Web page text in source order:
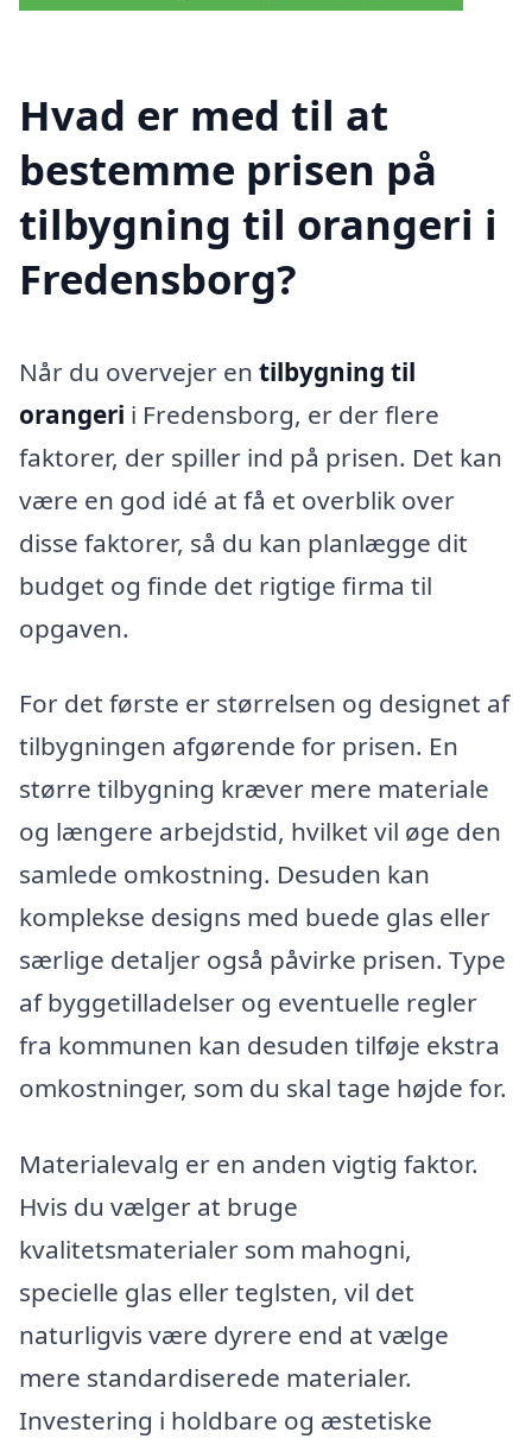
Hvad er med til at
bestemme prisen på
tilbygning til orangeri i
Fredensborg?
Når du overvejer en tilbygning til
orangeri i Fredensborg, er der flere
faktorer, der spiller ind på prisen. Det kan
være en god idé at få et overblik over
disse faktorer, så du kan planlægge dit
budget og finde det rigtige firma til
opgaven.
For det første er størrelsen og designet af
tilbygningen afgørende for prisen. En
større tilbygning kræver mere materiale
og længere arbejdstid, hvilket vil øge den
samlede omkostning. Desuden kan
komplekse designs med buede glas eller
særlige detaljer også påvirke prisen. Type
af byggetilladelser og eventuelle regler
fra kommunen kan desuden tilføje ekstra
omkostninger, som du skal tage højde for.
Materialevalg er en anden vigtig faktor.
Hvis du vælger at bruge
kvalitetsmaterialer som mahogni,
specielle glas eller teglsten, vil det
naturligvis være dyrere end at vælge
mere standardiserede materialer.
Investering i holdbare og æstetiske